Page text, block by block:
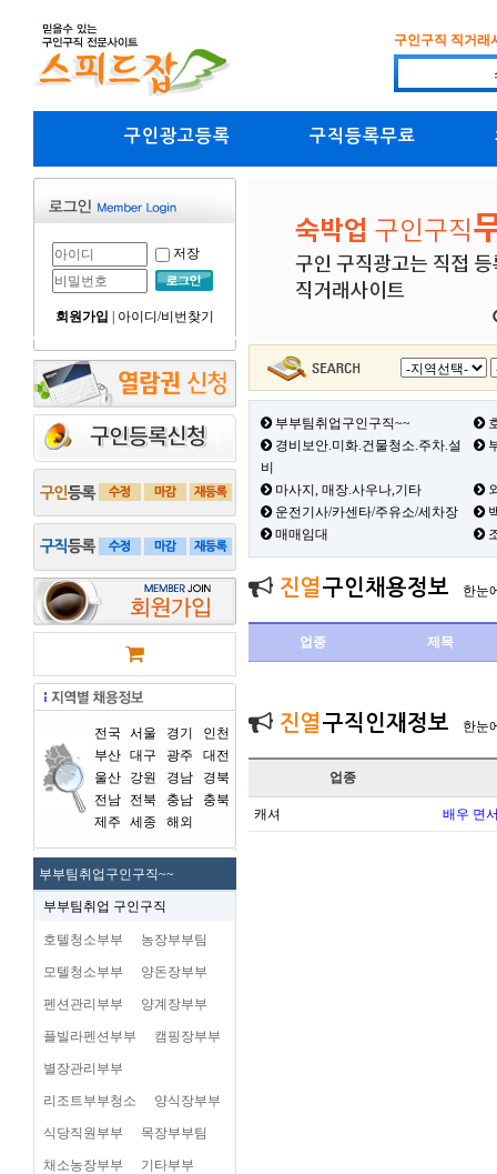
구인구직 직거래
구인광고등록 구직등록무료
저장
회원가입 아이디/비번찾기
전국 서울 경기
인천
부산 대구 광주
대전
울산
강원 경남
경북
전남
전북 충남
충북
제주
세종 해외
부부팀취업구인구직~~
부부팀취업 구인구직
호텔청소부부 농장부부팀
모텔청소부부 양돈장부부
펜션관리부부 양계장부부
플빌라펜션부부 캠핑장부부
별장관리부부
리조트부부청소 양식장부부
식당직원부부 목장부부팀
채소농장부부 기타부부
부부팀취업구인구직~~
경비보안.미화.건물청소.주차.설
비
마사지, 매장.사우나,기타
운전기사/카센타/주유소/세차장
매매임대
진열 구인채용정보 한눈
업종 제목
진열 구직인재정보 한눈
업종
캐셔 배우 면